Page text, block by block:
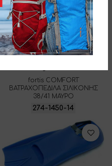
fortis COMFORT
ΒΑΤΡΑΧΟΠΕΔΙΛΑ ΣΙΛΙΚΟΝΗΣ
38/41 ΜΑΥΡΟ
274-1450-14